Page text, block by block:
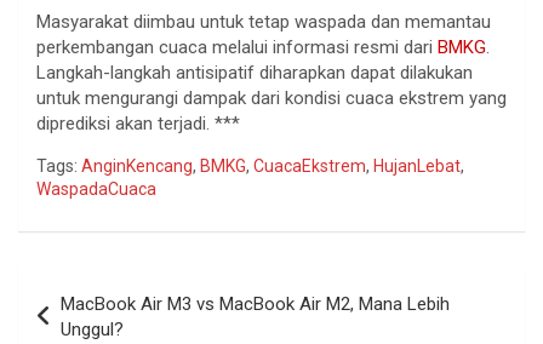
Masyarakat diimbau untuk tetap waspada dan memantau
perkembangan cuaca melalui informasi resmi dari BMKG.
Langkah-langkah antisipatif diharapkan dapat dilakukan
untuk mengurangi dampak dari kondisi cuaca ekstrem yang
diprediksi akan terjadi. ***
Tags: AnginKencang, BMKG, CuacaEkstrem, HujanLebat,
WaspadaCuaca
pos
MacBook Air M3 vs MacBook Air M2, Mana Lebih
Unggul?